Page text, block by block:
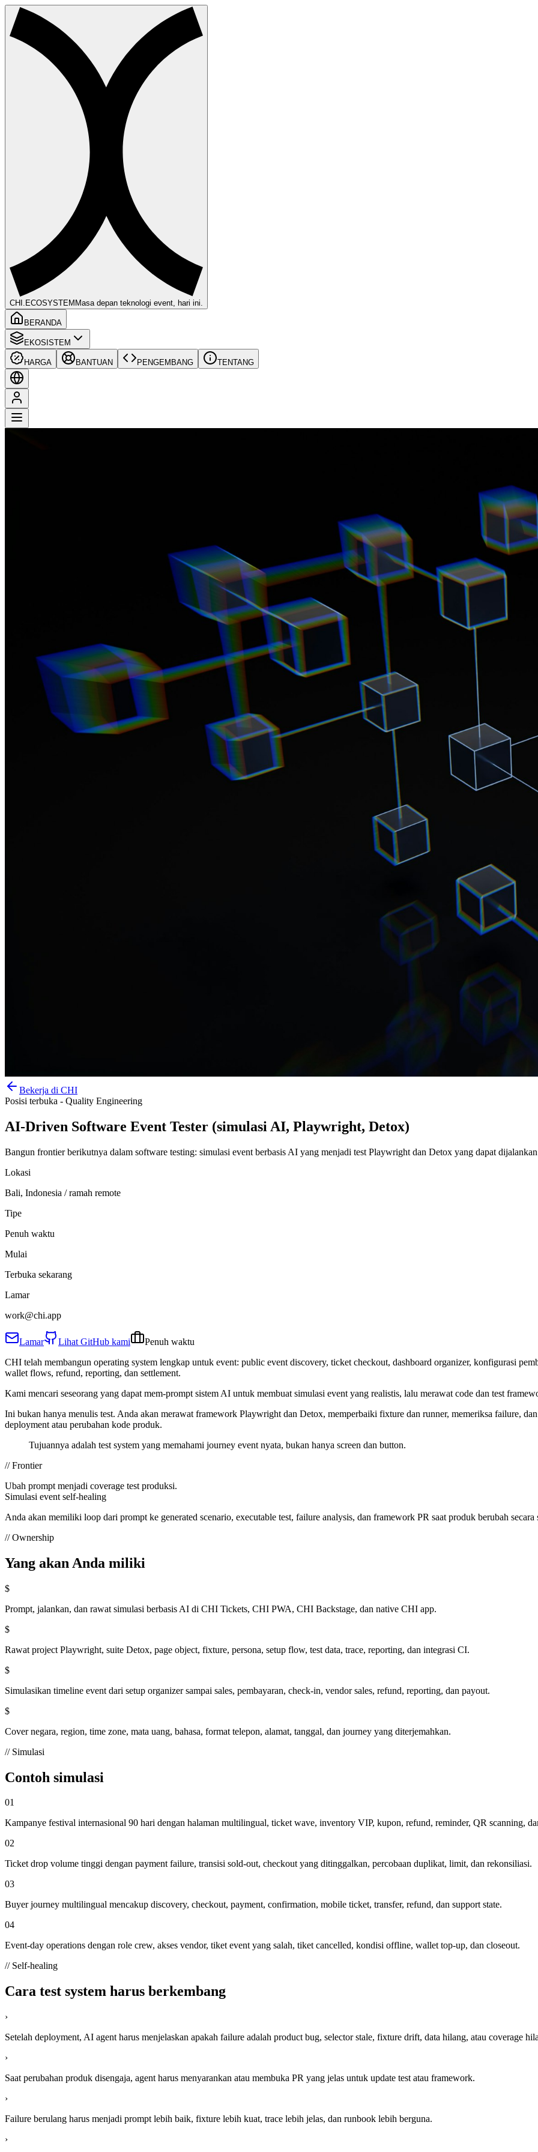
CHI .ECOSYSTEM Masa depan teknologi event, hari ini.
BERANDA
EKOSISTEM
HARGA BANTUAN PENGEMBANG TENTANG
Bekerja di CHI
Posisi terbuka - Quality Engineering
AI-Driven Software Event Tester (simulasi AI, Playwright, Detox)
Bangun frontier berikutnya dalam software testing: simulasi event berbasis AI yang menjadi test Playwright dan Detox yang dapat
Lokasi
Bali, Indonesia / ramah remote
Tipe
Penuh waktu
Mulai
Terbuka sekarang
Lamar
work@chi.app
Lamar Lihat GitHub kami
Penuh waktu
CHI telah membangun operating system lengkap untuk event: public event discovery, ticket checkout, dashboard organizer, konfigurasi
wallet flows, refund, reporting, dan settlement.
Kami mencari seseorang yang dapat mem-prompt sistem AI untuk membuat simulasi event yang realistis, lalu merawat code dan test
Ini bukan hanya menulis test. Anda akan merawat framework Playwright dan Detox, memperbaiki fixture dan runner, memeriksa failure,
deployment atau perubahan kode produk.
Tujuannya adalah test system yang memahami journey event nyata, bukan hanya screen dan button.
// Frontier
Ubah prompt menjadi coverage test produksi.
Simulasi event self-healing
Anda akan memiliki loop dari prompt ke generated scenario, executable test, failure analysis, dan framework PR saat produk berubah secara
// Ownership
Yang akan Anda miliki
$
Prompt, jalankan, dan rawat simulasi berbasis AI di CHI Tickets, CHI PWA, CHI Backstage, dan native CHI app.
$
Rawat project Playwright, suite Detox, page object, fixture, persona, setup flow, test data, trace, reporting, dan integrasi CI.
$
Simulasikan timeline event dari setup organizer sampai sales, pembayaran, check-in, vendor sales, refund, reporting, dan payout.
$
Cover negara, region, time zone, mata uang, bahasa, format telepon, alamat, tanggal, dan journey yang diterjemahkan.
// Simulasi
Contoh simulasi
01
Kampanye festival internasional 90 hari dengan halaman multilingual, ticket wave, inventory VIP, kupon, refund, reminder, QR scanning,
02
Ticket drop volume tinggi dengan payment failure, transisi sold-out, checkout yang ditinggalkan, percobaan duplikat, limit, dan rekonsiliasi.
03
Buyer journey multilingual mencakup discovery, checkout, payment, confirmation, mobile ticket, transfer, refund, dan support state.
04
Event-day operations dengan role crew, akses vendor, tiket event yang salah, tiket cancelled, kondisi offline, wallet top-up, dan closeout.
// Self-healing
Cara test system harus berkembang
›
Setelah deployment, AI agent harus menjelaskan apakah failure adalah product bug, selector stale, fixture drift, data hilang, atau coverage
›
Saat perubahan produk disengaja, agent harus menyarankan atau membuka PR yang jelas untuk update test atau framework.
›
Failure berulang harus menjadi prompt lebih baik, fixture lebih kuat, trace lebih jelas, dan runbook lebih berguna.
›